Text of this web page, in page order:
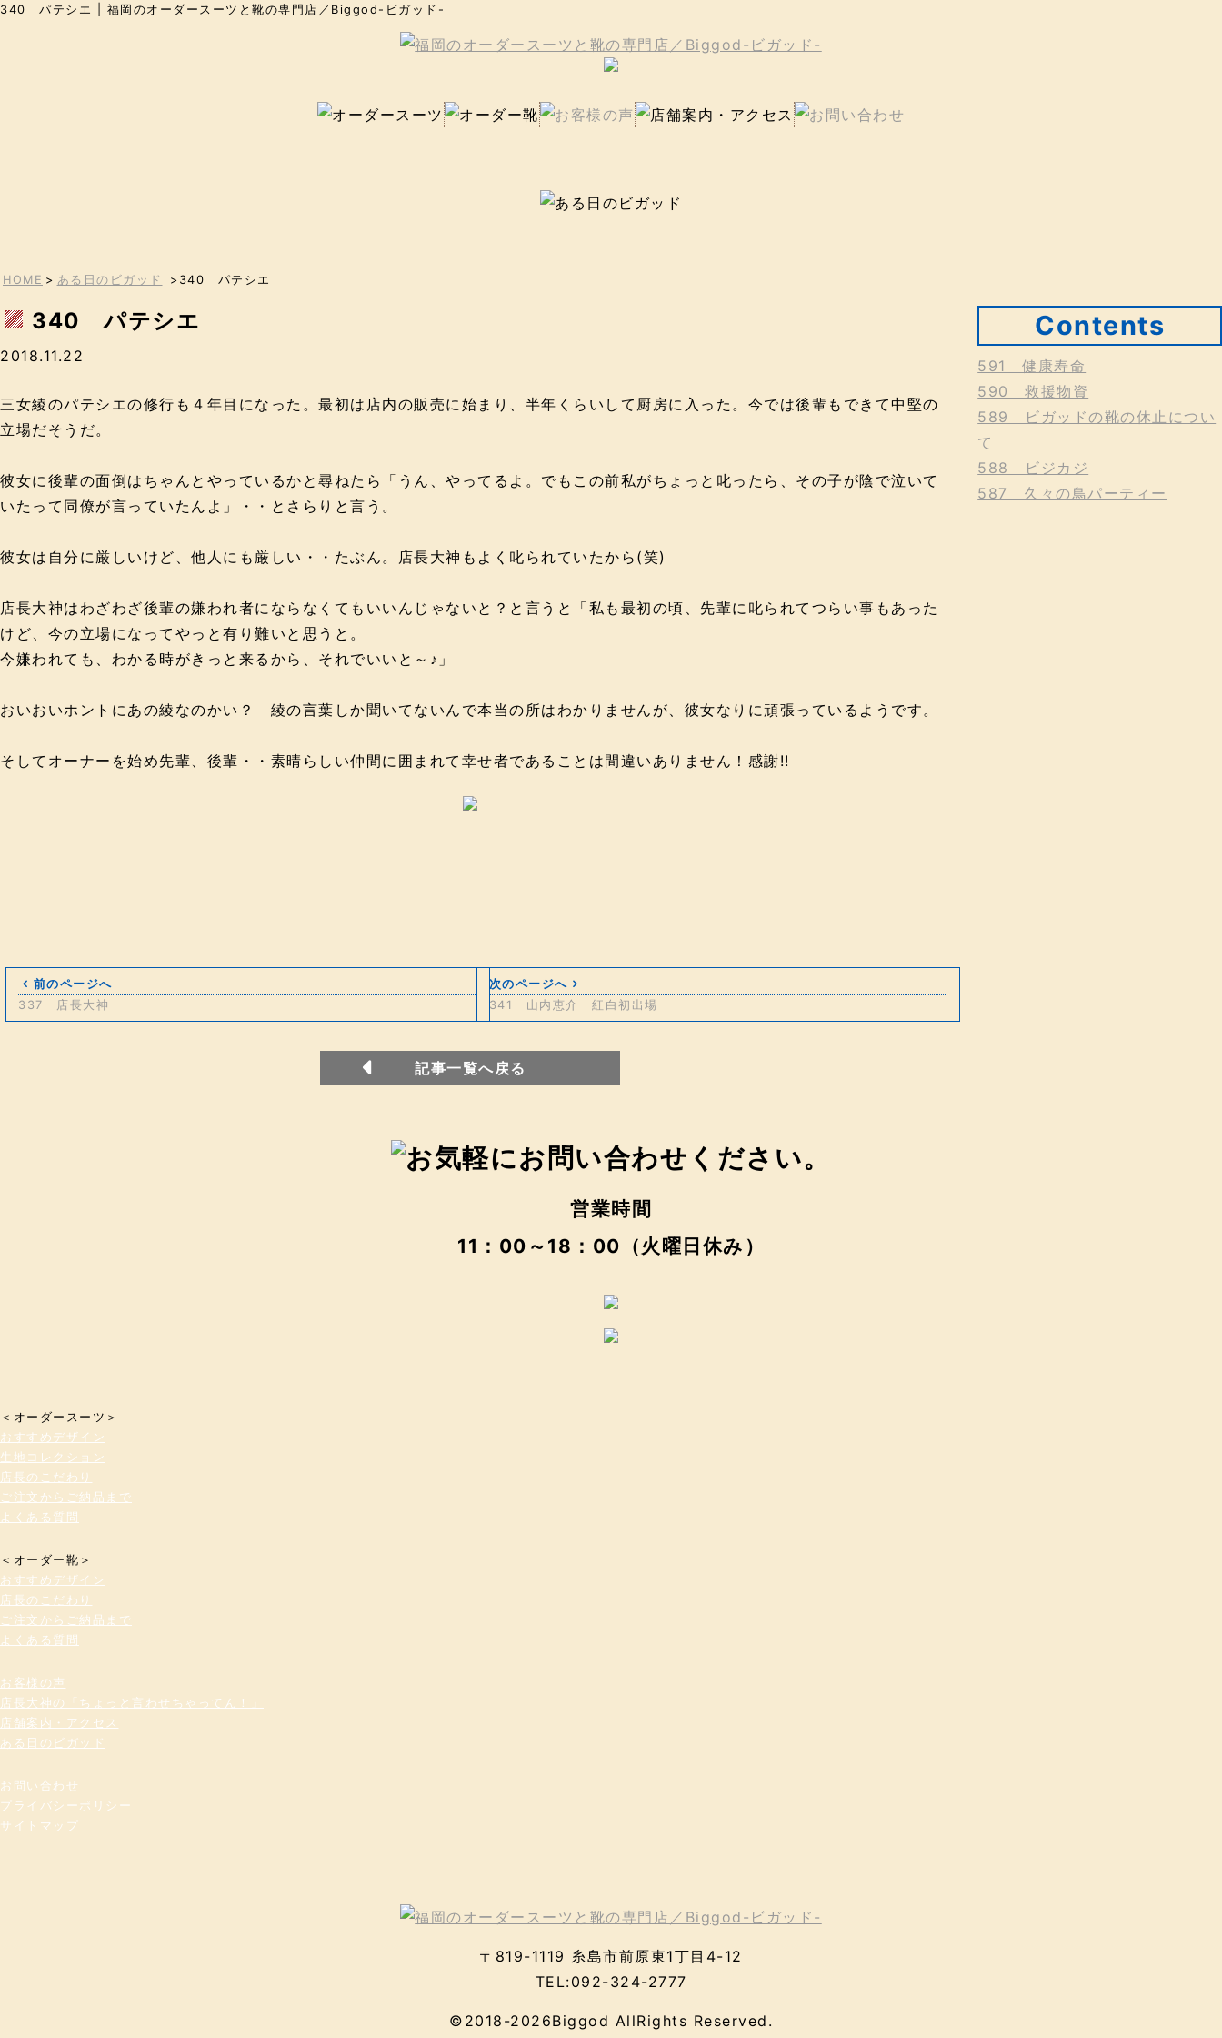
340 パテシエ | 福岡のオーダースーツと靴の専門店／Biggod-ビガッド-
HOME > ある日のビガッド >340 パテシエ
340 パテシエ
2018.11.22
三女綾のパテシエの修行も４年目になった。最初は店内の販売に始まり、半年くらいして厨房に入った。今では後輩もできて中堅の
立場だそうだ。
彼女に後輩の面倒はちゃんとやっているかと尋ねたら「うん、やってるよ。でもこの前私がちょっと叱ったら、その子が陰で泣いて
いたって同僚が言っていたんよ」・・とさらりと言う。
彼女は自分に厳しいけど、他人にも厳しい・・たぶん。店長大神もよく叱られていたから(笑)
店長大神はわざわざ後輩の嫌われ者にならなくてもいいんじゃないと？と言うと「私も最初の頃、先輩に叱られてつらい事もあった
けど、今の立場になってやっと有り難いと思うと。
今嫌われても、わかる時がきっと来るから、それでいいと～♪」
おいおいホントにあの綾なのかい？ 綾の言葉しか聞いてないんで本当の所はわかりませんが、彼女なりに頑張っているようです。
そしてオーナーを始め先輩、後輩・・素晴らしい仲間に囲まれて幸せ者であることは間違いありません！感謝!!
前のページへ
337 店長大神
次のページへ
341 山内恵介 紅白初出場
記事一覧へ戻る
Contents
591 健康寿命
590 救援物資
589 ビガッドの靴の休止につい
て
588 ビジカジ
587 久々の鳥パーティー
営業時間
11：00～18：00（火曜日休み）
＜オーダースーツ＞
おすすめデザイン
生地コレクション
店長のこだわり
ご注文からご納品まで
よくある質問
＜オーダー靴＞
おすすめデザイン
店長のこだわり
ご注文からご納品まで
よくある質問
お客様の声
店長大神の「ちょっと言わせちゃってん！」
店舗案内・アクセス
ある日のビガッド
お問い合わせ
プライバシーポリシー
サイトマップ
〒819-1119 糸島市前原東1丁目4-12
TEL:092-324-2777
©2018-2026Biggod AllRights Reserved.